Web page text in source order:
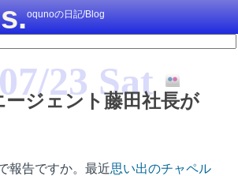
oqunoの日記/Blog
23 Sat
ージェント藤田社長が
報告ですか。最近思い出のチャペル